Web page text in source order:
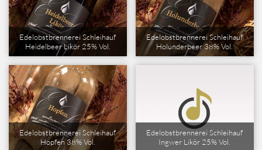
Edelobstbrennerei Schleihauf
Heidelbeer Likör 25% Vol.
Edelobstbrennerei Schleihauf
Holunderbeer 38% Vol.
Edelobstbrennerei Schleihauf
Hopfen 38% Vol.
Edelobstbrennerei Schleihauf
Ingwer Likör 25% Vol.